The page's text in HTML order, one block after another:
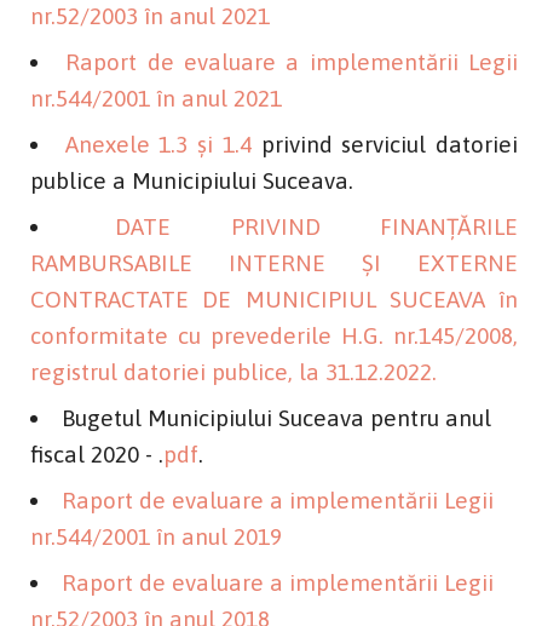
nr.52/2003 în anul 2021
Raport de evaluare a implementării Legii
nr.544/2001 în anul 2021
Anexele 1.3 și 1.4privind serviciul datoriei
publice a Municipiului Suceava.
DATE PRIVIND FINANŢĂRILE
RAMBURSABILE INTERNE ŞI EXTERNE
CONTRACTATE DE MUNICIPIUL SUCEAVA în
conformitate cu prevederile H.G. nr.145/2008,
registrul datoriei publice, la 31.12.2022.
Bugetul Municipiului Suceava pentru anul
fiscal 2020 - .pdf.
Raport de evaluare a implementării Legii
nr.544/2001 în anul 2019
Raport de evaluare a implementării Legii
nr.52/2003 în anul 2018